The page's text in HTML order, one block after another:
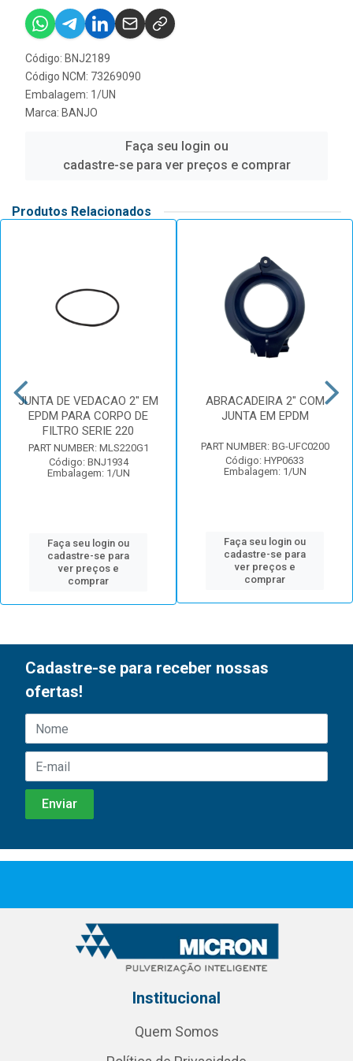
Código: BNJ2189
Código NCM: 73269090
Embalagem: 1/UN
Marca: BANJO
Faça seu login ou
cadastre-se para ver preços e comprar
Produtos Relacionados
JUNTA DE VEDACAO 2" EM
EPDM PARA CORPO DE
FILTRO SERIE 220
PART NUMBER: MLS220G1
Código: BNJ1934
Embalagem: 1/UN
Faça seu login ou
cadastre-se para
ver preços e
comprar
ABRACADEIRA 2" COM
JUNTA EM EPDM
PART NUMBER: BG-UFC0200
Código: HYP0633
Embalagem: 1/UN
Faça seu login ou
cadastre-se para
ver preços e
comprar
Cadastre-se para receber nossas
ofertas!
Institucional
Quem Somos